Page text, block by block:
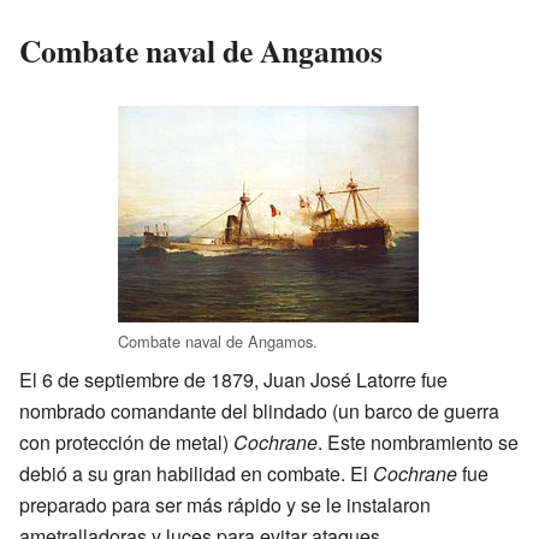
Combate naval de Angamos
Combate naval de Angamos.
El 6 de septiembre de 1879, Juan José Latorre fue
nombrado comandante del blindado (un barco de guerra
con protección de metal) Cochrane. Este nombramiento se
debió a su gran habilidad en combate. El Cochranefue
preparado para ser más rápido y se le instalaron